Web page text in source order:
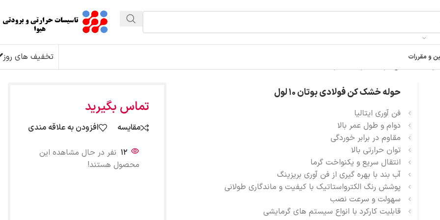
و مقررات تخفیف های روز
حوله خشک کن فولادی بوتان 10 لول
فن آوری ایتالیا
دوام و طول عمر بالا
مقاوم در برابر خوردگی
توان حرارتی بالا
انتقال سریع و یکنواخت گرما
آب بند با بهره گیری از فن آوری بریزینگ
پوشش رنگ الکترواستاتیک با کیفیت و ماندگاری طولانی
سهولت و سرعت نصب
قابلیت کارکرد با انواع سیستم های گرمایشی
تماس بگیرید
مقایسه افزودن به علاقه مندی
12 نفر در حال مشاهده این
محصول هستند!